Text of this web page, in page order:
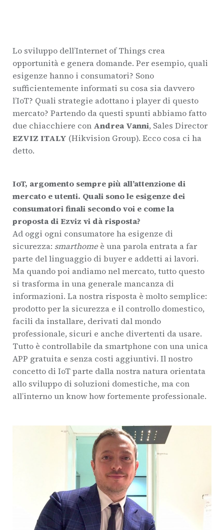
Lo sviluppo dell’Internet of Things crea
opportunità e genera domande. Per esempio, quali
esigenze hanno i consumatori? Sono
sufficientemente informati su cosa sia davvero
l’IoT? Quali strategie adottano i player di questo
mercato? Partendo da questi spunti abbiamo fatto
due chiacchiere con Andrea Vanni, Sales Director
EZVIZ ITALY (Hikvision Group). Ecco cosa ci ha
detto.
IoT, argomento sempre più all’attenzione di
mercato e utenti. Quali sono le esigenze dei
consumatori finali secondo voi e come la
proposta di Ezviz vi dà risposta?
Ad oggi ogni consumatore ha esigenze di
sicurezza: smarthome è una parola entrata a far
parte del linguaggio di buyer e addetti ai lavori.
Ma quando poi andiamo nel mercato, tutto questo
si trasforma in una generale mancanza di
informazioni. La nostra risposta è molto semplice:
prodotto per la sicurezza e il controllo domestico,
facili da installare, derivati dal mondo
professionale, sicuri e anche divertenti da usare.
Tutto è controllabile da smartphone con una unica
APP gratuita e senza costi aggiuntivi. Il nostro
concetto di IoT parte dalla nostra natura orientata
allo sviluppo di soluzioni domestiche, ma con
all’interno un know how fortemente professionale.